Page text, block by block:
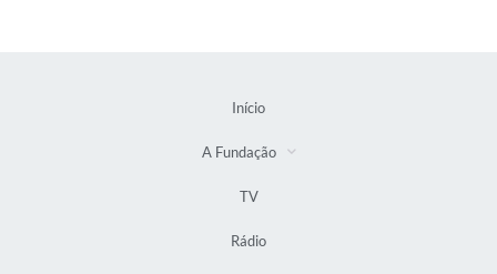
Início
A Fundação
TV
Rádio